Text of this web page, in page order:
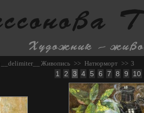
__delimiter__ Живопись >> Натюрморт >> 3
1 2 3 4 5 6 7 8 9 10